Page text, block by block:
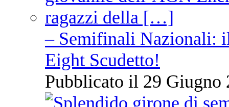
– Semifinali Nazionali:
Eight Scudetto!
Pubblicato il 29 Giugno